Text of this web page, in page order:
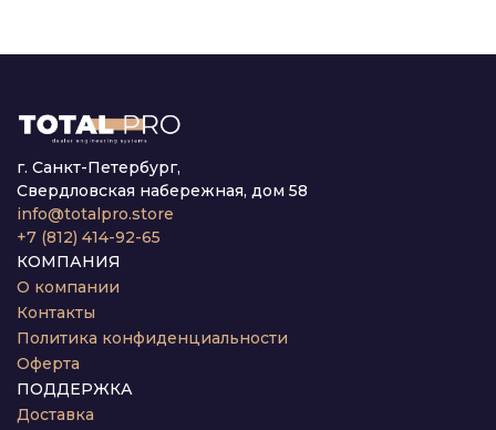
г. Санкт-Петербург,
Свердловская набережная, дом 58
info@totalpro.store
+7 (812) 414-92-65
КОМПАНИЯ
О компании
Контакты
Политика конфиденциальности
Оферта
ПОДДЕРЖКА
Доставка